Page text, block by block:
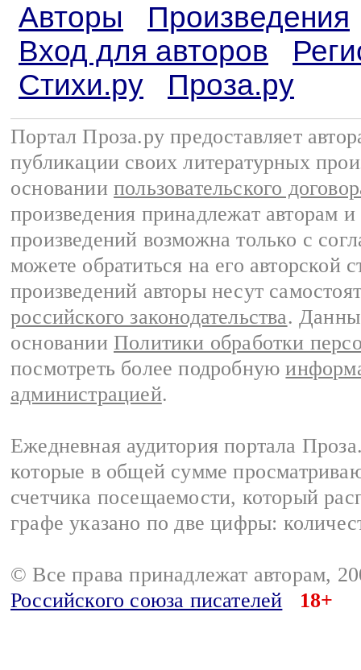
Авторы
Произведения
Вход для авторов
Стихи.ру
Проза.ру
Портал Проза.ру предоставляет
публикации своих литературных
основании пользовательского
произведения принадлежат авторам
произведений возможна только с
можете обратиться на его авторской
произведений авторы несут
российского законодательства.
основании Политики обработки
посмотреть более подробную
администрацией.
Ежедневная аудитория портала
которые в общей сумме
счетчика посещаемости, который
графе указано по две цифры:
© Все права принадлежат авторам,
Российского союза писателей
18+